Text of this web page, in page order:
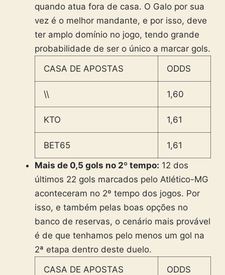
quando atua fora de casa. O Galo por sua
vez é o melhor mandante, e por isso, deve
ter amplo domínio no jogo, tendo grande
probabilidade de ser o único a marcar gols.
CASA DE APOSTAS
ODDS
\\ 1,60
KTO 1,61
BET65
1,61
Mais de 0,5 gols no 2º tempo: 12 dos
últimos 22 gols marcados pelo Atlético-MG
aconteceram no 2º tempo dos jogos. Por
isso, e também pelas boas opções no
banco de reservas, o cenário mais provável
é de que tenhamos pelo menos um gol na
2ª etapa dentro deste duelo.
CASA DE APOSTAS
ODDS